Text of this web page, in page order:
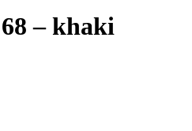
– khaki